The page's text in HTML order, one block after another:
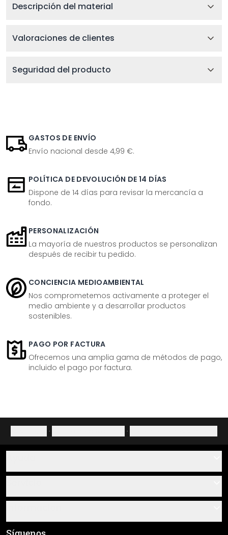
Descripción del material
Valoraciones de clientes
Seguridad del producto
GASTOS DE ENVÍO
Envío nacional desde 4,99 €.
POLÍTICA DE DEVOLUCIÓN DE 14 DÍAS
Dispone de 14 días para revisar la mercancía a
fondo.
PERSONALIZACIÓN
La mayoría de nuestros productos se personalizan
después de recibir tu pedido.
CONCIENCIA MEDIOAMBIENTAL
Nos comprometemos activamente a proteger el
medio ambiente y a desarrollar productos
sostenibles.
PAGO POR FACTURA
Ofrecemos una amplia gama de métodos de pago,
incluido el pago por factura.
· ·
Sobre nosotros
Resumen de materiales
Términos y condiciones generales (CGC)